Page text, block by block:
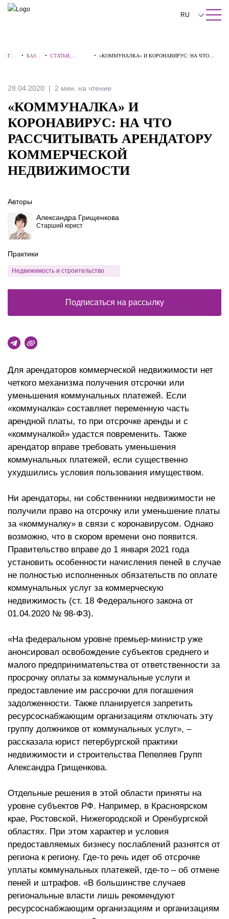
ПОИСК ПО САЙТУ Закрыть
RU
中文
Español
ГЛА
• БАЗА
• СТАТЬИ,
•«КОММУНАЛКА» И КОРОНАВИРУС: НА ЧТО
28.04.2020 2 мин. на чтение
«КОММУНАЛКА» И
КОРОНАВИРУС: НА ЧТО
РАССЧИТЫВАТЬ АРЕНДАТОРУ
КОММЕРЧЕСКОЙ
НЕДВИЖИМОСТИ
Для арендаторов коммерческой недвижимости нет
четкого механизма получения отсрочки или
уменьшения коммунальных платежей. Если
«коммуналка» составляет переменную часть
арендной платы, то при отсрочке аренды и с
«коммуналкой» удастся повременить. Также
арендатор вправе требовать уменьшения
коммунальных платежей, если существенно
ухудшились условия пользования имуществом.
Ни арендаторы, ни собственники недвижимости не
получили право на отсрочку или уменьшение платы
за «коммуналку» в связи с коронавирусом. Однако
возможно, что в скором времени оно появится.
Правительство вправе до 1 января 2021 года
установить особенности начисления пеней в случае
не полностью исполненных обязательств по оплате
коммунальных услуг за коммерческую
недвижимость (ст. 18 Федерального закона от
01.04.2020 № 98-ФЗ).
«На федеральном уровне премьер-министр уже
анонсировал освобождение субъектов среднего и
малого предпринимательства от ответственности за
просрочку оплаты за коммунальные услуги и
предоставление им рассрочки для погашения
задолженности. Также планируется запретить
ресурсоснабжающим организациям отключать эту
группу должников от коммунальных услуг», –
рассказала юрист петербургской практики
недвижимости и строительства Пепеляев Групп
Александра Грищенкова.
Отдельные решения в этой области приняты на
уровне субъектов РФ. Например, в Красноярском
крае, Ростовской, Нижегородской и Оренбургской
областях. При этом характер и условия
предоставляемых бизнесу послаблений разнятся от
региона к региону. Где-то речь идет об отсрочке
уплаты коммунальных платежей, где-то – об отмене
пеней и штрафов. «В большинстве случаев
региональные власти лишь рекомендуют
ресурсоснабжающим организациям и организациям
Авторы
Александра Грищенкова
Старший юрист
Практики
Недвижимость и строительство
Подписаться на рассылку